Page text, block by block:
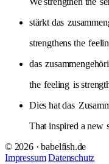
stärkt das
strengthens the
das
the feeling is
Dies hat das
That inspired a new
© 2026 · babelfish.de
Impressum Datenschutz